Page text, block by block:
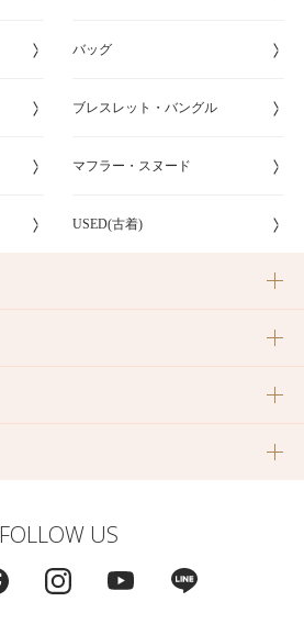
バッグ
ブレスレット・バングル
マフラー・スヌード
USED(古着)
FOLLOW US